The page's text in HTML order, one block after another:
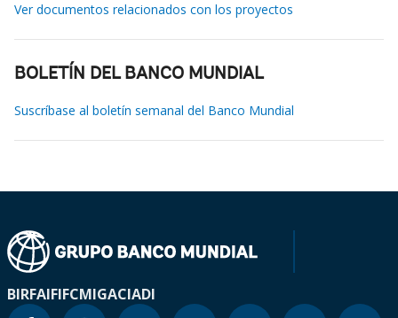
Ver documentos relacionados con los proyectos
BOLETÍN DEL BANCO MUNDIAL
Suscríbase al boletín semanal del Banco Mundial
BIRFAIFIFCMIGACIADI